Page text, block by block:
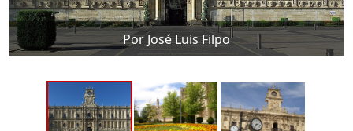
Por José Luis Filpo